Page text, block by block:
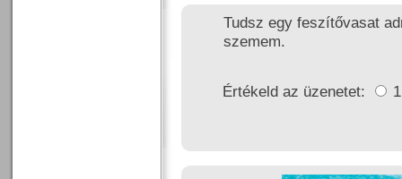
Tudsz egy feszítővasat
szemem.
Értékeld az üzenetet: